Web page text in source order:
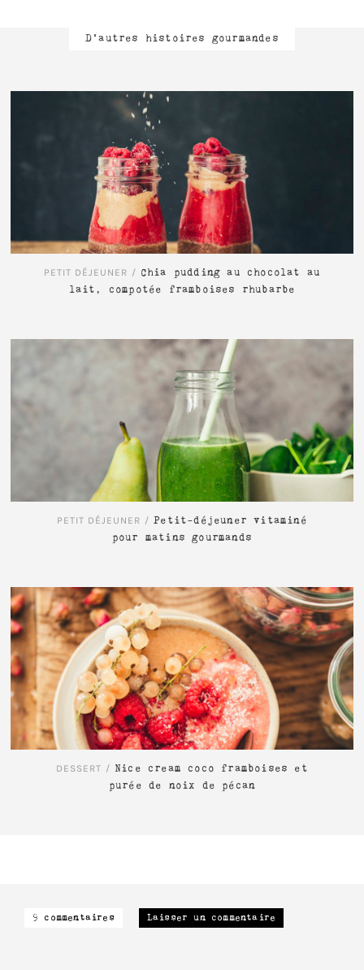
D'autres histoires gourmandes
LIRE L'ARTICLE
PETIT DÉJEUNER / Chia pudding au chocolat au
lait, compotée framboises rhubarbe
LIRE L'ARTICLE
PETIT DÉJEUNER / Petit-déjeuner vitaminé
pour matins gourmands
LIRE L'ARTICLE
DESSERT / Nice cream coco framboises et
purée de noix de pécan
9 commentaires Laisser un commentaire